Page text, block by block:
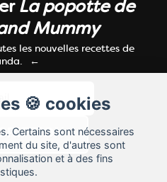
🍪 cookies
Certains sont nécessaires
du site, d'autres sont
et à des fins
La popotte de
Mummy
les nouvelles recettes de